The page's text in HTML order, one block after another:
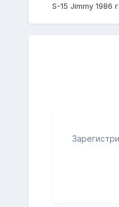
S-15 Jimmy 1986